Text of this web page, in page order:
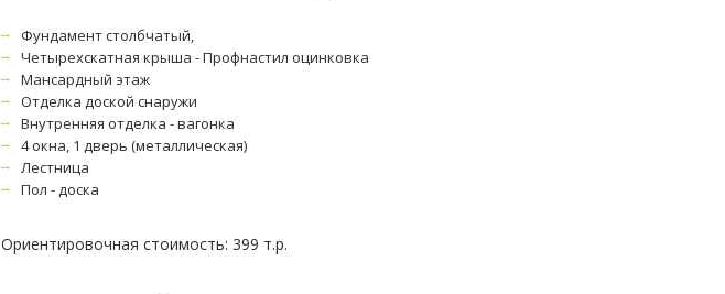
Фундамент столбчатый,
Четырехскатная крыша - Профнастил оцинковка
Мансардный этаж
Отделка доской снаружи
Внутренняя отделка - вагонка
4 окна, 1 дверь (металлическая)
Лестница
Пол - доска
Ориентировочная стоимость: 399 т.р.